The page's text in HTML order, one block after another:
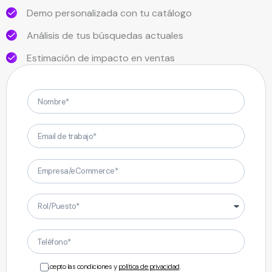
Demo personalizada con tu catálogo
Análisis de tus búsquedas actuales
Estimación de impacto en ventas
Nombre
Email de trabajo
Empresa/eCommerce
Rol/Puesto
Teléfono
Acepto las condiciones y política de privacidad.